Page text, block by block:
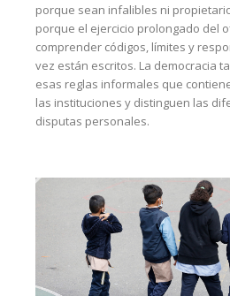
porque sean infalibles ni
porque el ejercicio prolongado del
comprender códigos, límites y
vez están escritos. La democracia
esas reglas informales que
las instituciones y distinguen las
disputas personales.